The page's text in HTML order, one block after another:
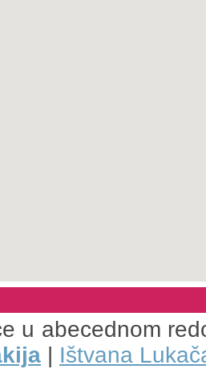
u abecednom
| Ištvana